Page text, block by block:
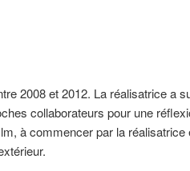
2008 et 2012. La réalisatrice a
collaborateurs pour une
à commencer par la réalisatrice